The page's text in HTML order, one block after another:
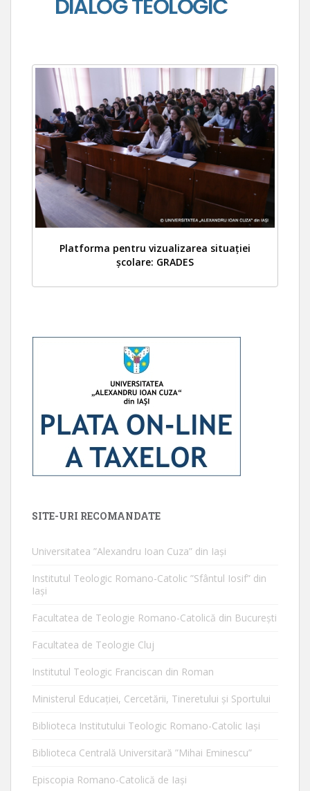
Platforma pentru vizualizarea situației
școlare: GRADES
SITE-URI RECOMANDATE
Universitatea ”Alexandru Ioan Cuza” din Iaşi
Institutul Teologic Romano-Catolic ”Sfântul Iosif” din
Iaşi
Facultatea de Teologie Romano-Catolică din Bucureşti
Facultatea de Teologie Cluj
Institutul Teologic Franciscan din Roman
Ministerul Educaţiei, Cercetării, Tineretului şi Sportului
Biblioteca Institutului Teologic Romano-Catolic Iaşi
Biblioteca Centrală Universitară ”Mihai Eminescu”
Episcopia Romano-Catolică de Iaşi